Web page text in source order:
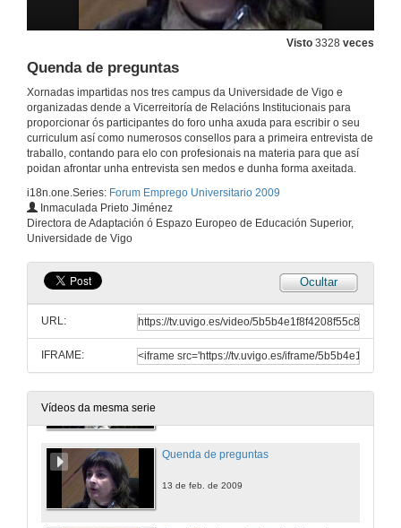
Visto 3328 veces
Quenda de preguntas
Xornadas impartidas nos tres campus da Universidade de Vigo e
organizadas dende a Vicerreitoría de Relacións Institucionais para
proporcionar ós participantes do foro unha axuda para escribir o seu
curriculum así como numerosos consellos para a primeira entrevista de
traballo, contando para elo con profesionais na materia para que así
poidan afrontar unha entrevista sen medos e dunha forma axeitada.
i18n.one.Series: Forum Emprego Universitario 2009
Inmaculada Prieto Jiménez
Directora de Adaptación ó Espazo Europeo de Educación Superior,
Universidade de Vigo
Ocultar
URL:
IFRAME:
Vídeos da mesma serie
12 de feb. de 2009
Presentación
12 de feb. de 2009
A nova acción Erasmus prácticas
13 de feb. de 2009
A formacion ao abeiro do EEES
Quenda de preguntas
13 de feb. de 2009